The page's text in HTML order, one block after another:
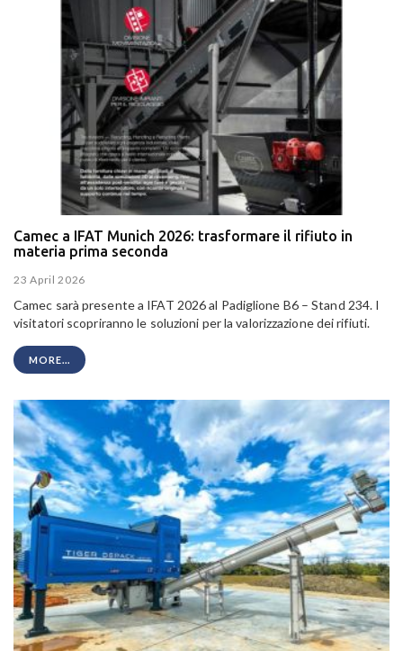
Camec a IFAT Munich 2026: trasformare il rifiuto in
materia prima seconda
23 April 2026
Camec sarà presente a IFAT 2026 al Padiglione B6 – Stand 234. I
visitatori scopriranno le soluzioni per la valorizzazione dei rifiuti.
MORE...